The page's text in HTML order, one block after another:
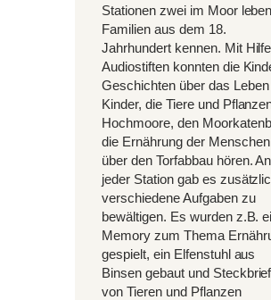
Stationen zwei im Moor
Familien aus dem 18.
Jahrhundert kennen. Mit
Audiostiften konnten die
Geschichten über das Leben
Kinder, die Tiere und
Hochmoore, den
die Ernährung der
über den Torfabbau hören. An
jeder Station gab es
verschiedene Aufgaben zu
bewältigen. Es wurden z.B.
Memory zum Thema
gespielt, ein Elfenstuhl aus
Binsen gebaut und
von Tieren und Pflanzen